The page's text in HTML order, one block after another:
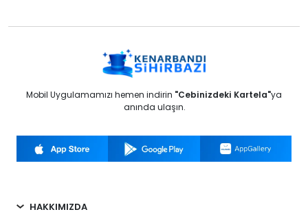
Mobil Uygulamamızı hemen indirin "Cebinizdeki Kartela"ya
anında ulaşın.
HAKKIMIZDA